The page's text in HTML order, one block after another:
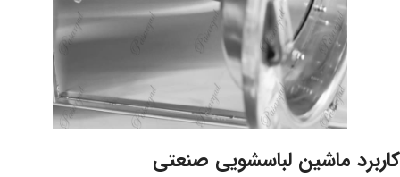
کاربرد ماشین لباسشویی صنعتی